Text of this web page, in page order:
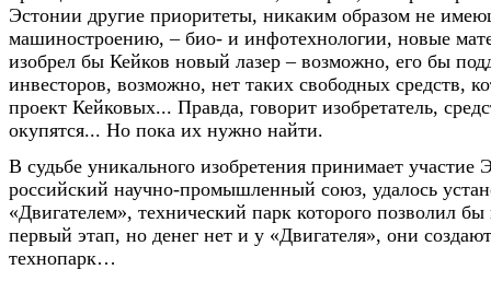
Эстонии другие приоритеты, никаким образом не
машиностроению, – био- и инфотехнологии, новые
изобрел бы Кейков новый лазер – возможно, его бы
инвесторов, возможно, нет таких свободных средств,
проект Кейковых... Правда, говорит изобретатель,
окупятся... Но пока их нужно найти.
В судьбе уникального изобретения принимает участие
российский научно-промышленный союз, удалось
«Двигателем», технический парк которого позволил бы
первый этап, но денег нет и у «Двигателя», они
технопарк…